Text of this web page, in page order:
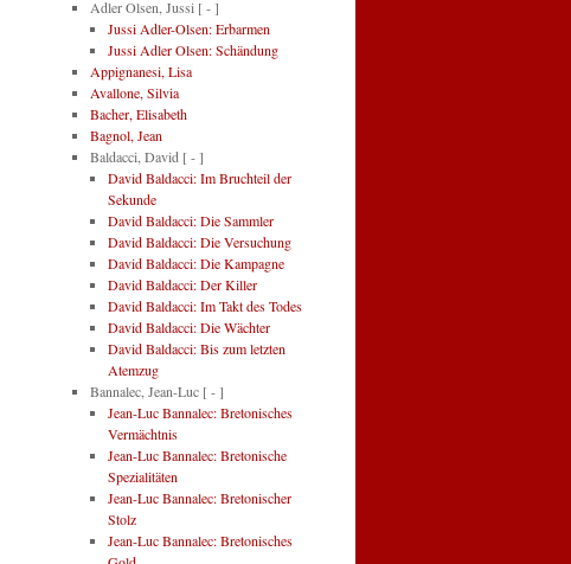
Adler Olsen, Jussi [ - ]
Jussi Adler-Olsen: Erbarmen
Jussi Adler Olsen: Schändung
Appignanesi, Lisa
Avallone, Silvia
Bacher, Elisabeth
Bagnol, Jean
Baldacci, David [ - ]
David Baldacci: Im Bruchteil der
Sekunde
David Baldacci: Die Sammler
David Baldacci: Die Versuchung
David Baldacci: Die Kampagne
David Baldacci: Der Killer
David Baldacci: Im Takt des Todes
David Baldacci: Die Wächter
David Baldacci: Bis zum letzten
Atemzug
Bannalec, Jean-Luc [ - ]
Jean-Luc Bannalec: Bretonisches
Vermächtnis
Jean-Luc Bannalec: Bretonische
Spezialitäten
Jean-Luc Bannalec: Bretonischer
Stolz
Jean-Luc Bannalec: Bretonisches